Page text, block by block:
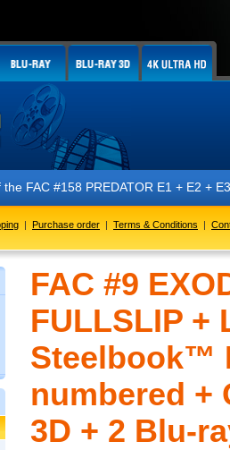
E1 + E2 + E3 + E4 + E5
| Purchase order | Terms & Conditions |
FAC #9
FULLSLIP +
Steelbook™
numbered
3D + 2 Blu-